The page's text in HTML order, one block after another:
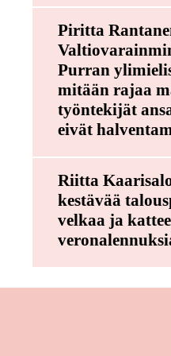
Piritta
Purran
mitään rajaa
työntekijät
eivät
Riitta
kestävää
velkaa ja